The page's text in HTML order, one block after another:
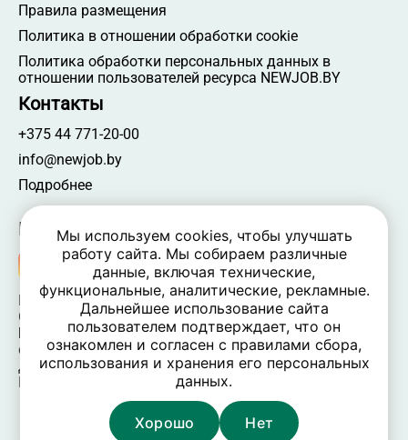
Правила размещения
Политика в отношении обработки cookie
Политика обработки персональных данных в
отношении пользователей ресурса NEWJOB.BY
Контакты
+375 44 771-20-00
info@newjob.by
Подробнее
Мы в соцсетях
NEWJOB.BY 🐝 2024 - 2026 | Все права защищены
ООО «Атамантия» | УНП 693331617
Беларусь, Минская обл., Минский р-н, Новодворский
c/c,
дом 40/2, оф. 52, р-н д. Большое Стиклево, 223060
Время работы: пн-пт 09:00-17:30, вых. — сб, вс
Мы используем cookies, чтобы улучшать
работу сайта. Мы собираем различные
данные, включая технические,
функциональные, аналитические, рекламные.
Дальнейшее использование сайта
пользователем подтверждает, что он
ознакомлен и согласен с правилами сбора,
использования и хранения его персональных
данных.
Хорошо Нет